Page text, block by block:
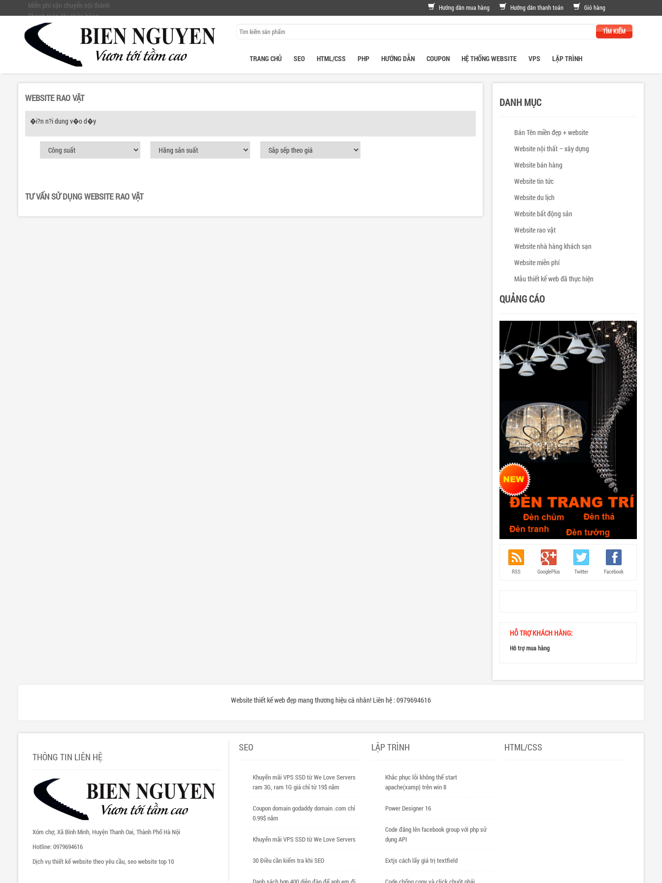
Miễn phí vận chuyển nội thành
Thanh toán khi nhận hàng
Đổi trả hàng trong vòng 3 ngày
Hotline CSKH: 0904895502
Giỏ hàng
Hướng dẫn thanh toán
Hướng dẫn mua hàng
TRANG CHỦ SEO HTML/CSS PHP HƯỚNG DẪN COUPON HỆ THỐNG WEBSITE VPS LẬP TRÌNH
WEBSITE RAO VẶT
�i?n n?i dung v�o d�y
TƯ VẤN SỬ DỤNG WEBSITE RAO VẶT
DANH MỤC
Bán Tên miền đẹp + website
Website nội thất – xây dựng
Website bán hàng
Website tin tức
Website du lịch
Website bất động sản
Website rao vặt
Website nhà hàng khách sạn
Website miễn phí
Mẫu thiết kế web đã thực hiện
QUẢNG CÁO
RSS GooglePlus Twitter Facebook
HỖ TRỢ KHÁCH HÀNG:
Hỗ trợ mua hàng
Website thiết kế web đẹp mang thương hiệu cá nhân! Liên hệ : 0979694616
THÔNG TIN LIÊN HỆ
Xóm chợ, Xã Bình Minh, Huyện Thanh Oai, Thành Phố Hà Nội
Hotline: 0979694616
Dịch vụ thiết kế website theo yêu cầu, seo website top 10
SEO
Khuyến mãi VPS SSD từ We Love Servers
ram 3G, ram 1G giá chỉ từ 19$ năm
Coupon domain godaddy domain .com chỉ
0.99$ năm
Khuyến mãi VPS SSD từ We Love Servers
30 Điều cần kiểm tra khi SEO
LẬP TRÌNH
Khắc phục lỗi không thể start
apache(xamp) trên win 8
Power Designer 16
Code đăng lên facebook group với php sử
dụng API
Extjs cách lấy giá trị textfield
HTML/CSS